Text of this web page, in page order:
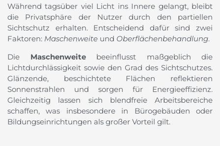
Während tagsüber viel Licht ins Innere gelangt, bleibt
die Privatsphäre der Nutzer durch den partiellen
Sichtschutz erhalten. Entscheidend dafür sind zwei
Faktoren: Maschenweite und Oberflächenbehandlung.
Die Maschenweitebeeinflusst maßgeblich die
Lichtdurchlässigkeit sowie den Grad des Sichtschutzes.
Glänzende, beschichtete Flächen reflektieren
Sonnenstrahlen und sorgen für Energieeffizienz.
Gleichzeitig lassen sich blendfreie Arbeitsbereiche
schaffen, was insbesondere in Bürogebäuden oder
Bildungseinrichtungen als großer Vorteil gilt.